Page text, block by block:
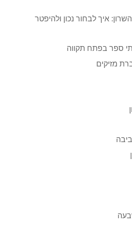
איך לבחור נכון ולהיפטר
ספר בפתח תקווה
מזיקים